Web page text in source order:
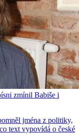
zmínil Babiše i
jména z politiky,
text vypovídá o české